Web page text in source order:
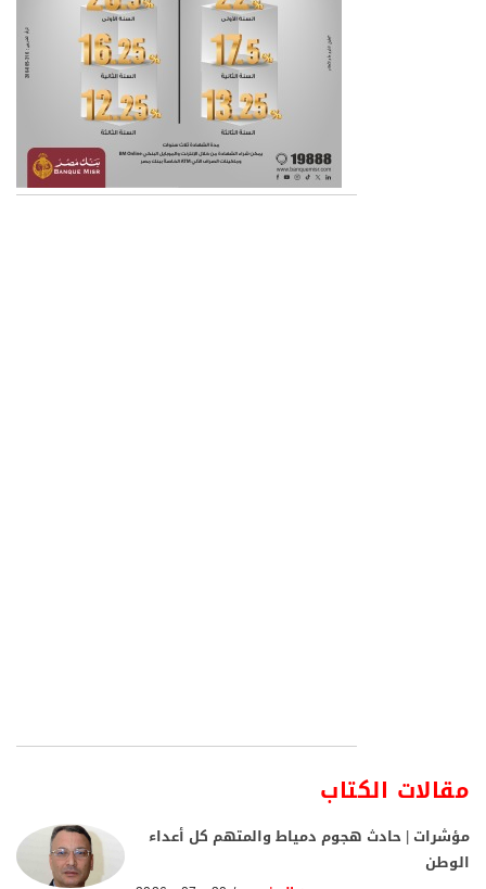
مقالات الكتاب
مؤشرات | حادث هجوم دمياط والمتهم كل أعداء
الوطن